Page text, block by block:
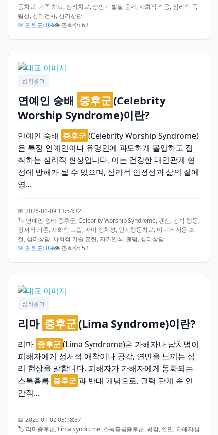
동치료, 가족 치료, 심리치료, 성인기 발달 문제, 사회적 적응, 심리적 독
립성, 심리검사, 심리상담
🎯 관련도: 0%👁️ 조회수: 63
심리용어
연예인 숭배 증후군(Celebrity
Worship Syndrome)이란?
연예인 숭배 증후군(Celebrity Worship Syndrome)
은 특정 연예인이나 유명인에 과도하게 몰입하고 집
착하는 심리적 현상입니다. 이는 건강한 대인관계 형
성에 방해가 될 수 있으며, 심리적 안정성과 삶의 질에
영...
📅 2026-01-09 13:54:32
🏷️ 연예인 숭배 증후군, Celebrity Worship Syndrome, 팬심, 강박 행동,
정서적 의존, 사회적 고립, 자아 정체성, 인지행동치료, 미디어 사용 조
절, 심리상담, 사회적 기술 훈련, 자기인식, 팬덤, 심리상담
🎯 관련도: 0%👁️ 조회수: 52
심리용어
리마 증후군(Lima Syndrome)이란?
리마 증후군(Lima Syndrome)은 가해자나 납치범이
피해자에게 정서적 애착이나 공감, 연민을 느끼는 심
리 현상을 말합니다. 피해자가 가해자에게 동화되는
스톡홀름 증후군 과 반대 개념으로, 권력 관계 속 인
간적...
📅 2026-01-02 03:18:37
🏷️ 리마증후군, Lima Syndrome, 스톡홀름증후군, 공감, 연민, 가해자심